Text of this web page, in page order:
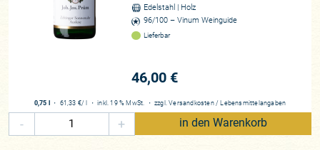
Edelstahl | Holz
96/100 – Vinum Weinguide
Lieferbar
46,00 €
0,75 l ・ 61,33 €/ l ・inkl. 19 % MwSt. ・ zzgl.Versandkosten / Lebensmittelangaben
- + in den Warenkorb